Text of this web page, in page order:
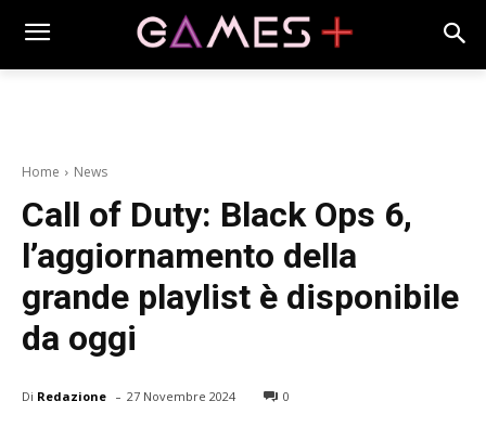
Home News
Call of Duty: Black Ops 6,
l’aggiornamento della
grande playlist è disponibile
da oggi
Di Redazione - 27 Novembre 2024 0